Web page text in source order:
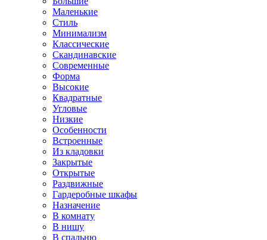
Маленькие
Стиль
Минимализм
Классические
Скандинавские
Современные
Форма
Высокие
Квадратные
Угловые
Низкие
Особенности
Встроенные
Из кладовки
Закрытые
Открытые
Раздвижные
Гардеробные шкафы
Назначение
В комнату
В нишу
В спальню